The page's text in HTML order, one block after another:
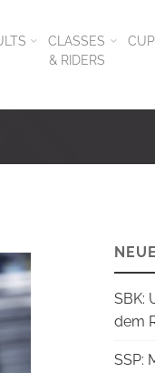
CLASSES
& RIDERS
SBK:
dem
SSP: